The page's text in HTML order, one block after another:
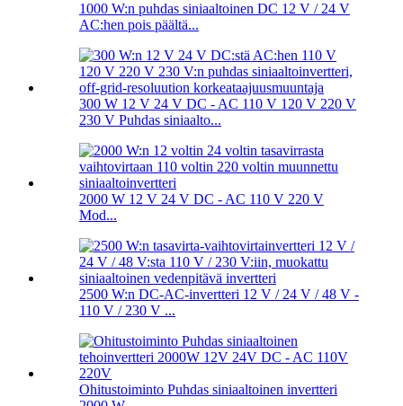
1000 W:n puhdas siniaaltoinen DC 12 V / 24 V
AC:hen pois päältä...
300 W 12 V 24 V DC - AC 110 V 120 V 220 V
230 V Puhdas siniaalto...
2000 W 12 V 24 V DC - AC 110 V 220 V
Mod...
2500 W:n DC-AC-invertteri 12 V / 24 V / 48 V -
110 V / 230 V ...
Ohitustoiminto Puhdas siniaaltoinen invertteri